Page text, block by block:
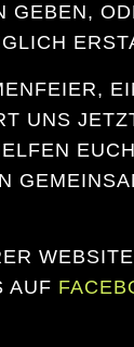
GEBEN,
UNS
AUF